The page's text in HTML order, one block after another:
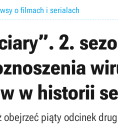
o filmach i serialach
2.
w historii
piąty odcinek